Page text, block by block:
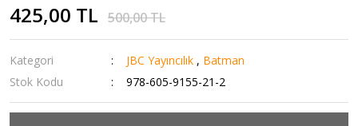
425,00 TL 500,00 TL
Kategori JBC Yayıncılık , Batman
Stok Kodu
978-605-9155-21-2